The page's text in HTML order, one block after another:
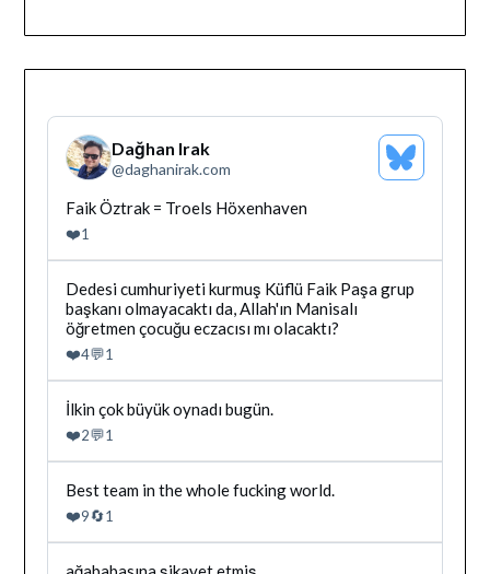
Dağhan Irak
@daghanirak.com
Bluesky
Profilini
Bluesky'da
Dağhan
Irak
tarafindan
yazilan
gonderiyi
goruntule
Faik Öztrak = Troels Höxenhaven
❤️1
Bluesky'da
Dağhan
Irak
tarafindan
yazilan
gonderiyi
goruntule
Dedesi cumhuriyeti kurmuş Küflü Faik Paşa grup
başkanı olmayacaktı da, Allah'ın Manisalı
öğretmen çocuğu eczacısı mı olacaktı?
❤️4💬1
Bluesky'da
Dağhan
Irak
tarafindan
yazilan
gonderiyi
goruntule
İlkin çok büyük oynadı bugün.
❤️2💬1
Bluesky'da
Dağhan
Irak
tarafindan
yazilan
Best team in the whole fucking world.
❤️9🔄1
Bluesky'da